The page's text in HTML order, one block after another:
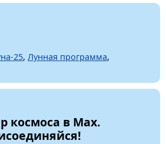
25, Лунная программа,
космоса в Max.